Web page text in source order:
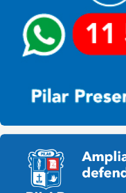
Pilar HCD